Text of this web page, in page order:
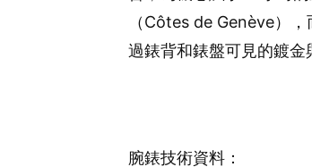
（Côtes de Genève）
過錶背和錶盤可見的鍍金
腕錶技術資料：